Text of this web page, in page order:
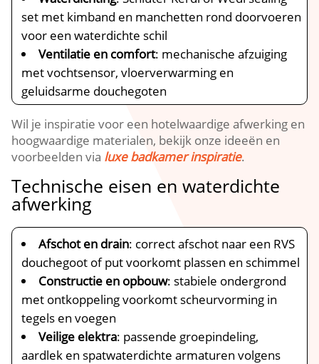
set met kimband en manchetten rond doorvoeren
voor een waterdichte schil
Ventilatie en comfort: mechanische afzuiging
met vochtsensor, vloerverwarming en
geluidsarme douchegoten
Wil je inspiratie voor een hotelwaardige afwerking en
hoogwaardige materialen, bekijk onze ideeën en
voorbeelden via luxe badkamer inspiratie.​
Technische eisen en waterdichte
afwerking
Afschot en drain: correct afschot naar een RVS
douchegoot of put voorkomt plassen en schimmel
Constructie en opbouw: stabiele ondergrond
met ontkoppeling voorkomt scheurvorming in
tegels en voegen
Veilige elektra: passende groepindeling,
aardlek en spatwaterdichte armaturen volgens